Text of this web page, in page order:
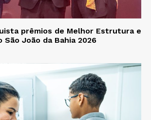
prêmios de Melhor Estrutura e
São João da Bahia 2026